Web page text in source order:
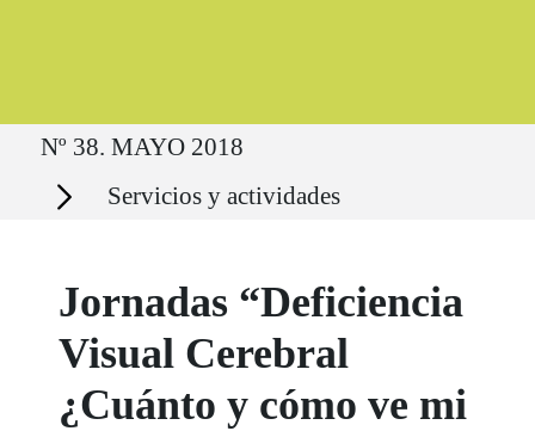
Ruta del sitio
Nº 38. MAYO 2018
Secciones Servicios y actividades
Jornadas “Deficiencia
Visual Cerebral
¿Cuánto y cómo ve mi